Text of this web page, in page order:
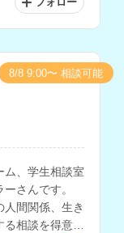
ム、学生相談室
さんです。
間関係、生き
相談を得意と
8/8 9:00〜 相談可能